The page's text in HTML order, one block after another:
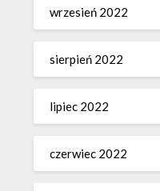
wrzesień 2022
sierpień 2022
lipiec 2022
czerwiec 2022